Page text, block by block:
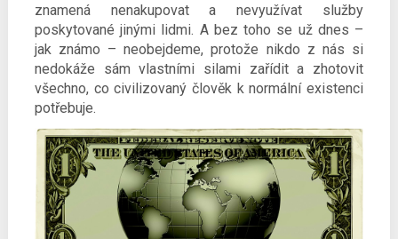
znamená nenakupovat a nevyužívat služby
poskytované jinými lidmi. A bez toho se už dnes –
jak známo – neobejdeme, protože nikdo z nás si
nedokáže sám vlastními silami zařídit a zhotovit
všechno, co civilizovaný člověk k normální existenci
potřebuje.